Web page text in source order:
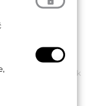
momentu
w teście
sam bębenek
wyrwanie go z